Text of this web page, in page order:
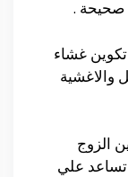
صحيحة .
تكوين غشاء
والاغشية
الزوج
علي